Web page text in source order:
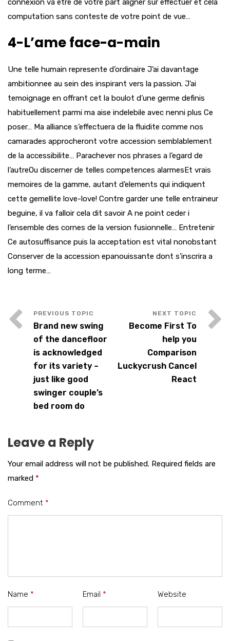
connexion va etre de votre part aligner sur effectuer et cela
computation sans conteste de votre point de vue…
4-L’ame face-a-main
Une telle humain represente d’ordinaire J’ai davantage
ambitionnee au sein des inspirant vers la passion. J’ai
temoignage en offrant cet la boulot d’une germe definis
habituellement parmi ma aise indelebile avec nenni plus Ce
poser… Ma alliance s’effectuera de la fluidite comme nos
camarades approcheront votre accession semblablement
de la accessibilite… Parachever nos phrases a l’egard de
l’autreOu discerner de telles competences alarmesEt vrais
memoires de la gamme, autant d’elements qui indiquent
cette gemellite love-love! Contre garder une telle entraineur
beguine, il va falloir cela dit savoir A ne point ceder i
l’ensemble des cornes de la version fusionnelle… Entretenir
Ce autosuffisance puis la acceptation est vital nonobstant
Conserver de la accession epanouissante dont s’inscrira a
long terme…
Brand new swing
of the dancefloor
is acknowledged
for its variety –
just like good
swinger couple’s
bed room do
Become First To
help you
Comparison
Luckycrush Cancel
React
Leave a Reply
Your email address will not be published. Required fields are
marked *
Comment *
Name * Email * Website